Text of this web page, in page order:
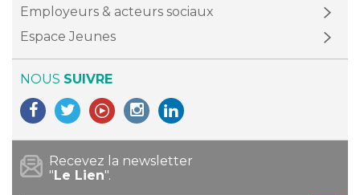
Employeurs & acteurs sociaux
Espace Jeunes
NOUS SUIVRE
Recevez la newsletter
"Le Lien".